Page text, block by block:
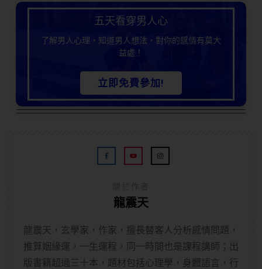
五天看穿男人心
了解男人心理，知道男人想法，對你的感情有莫大
益處！
立即免費參加!
龍震天
龍震天，玄學家，作家，擅長替客人分析感情問題，
推算姻緣運，一生運程，同一時間也是課程講師；出
版書籍超過三十本，題材包括心理學，身體語言，行